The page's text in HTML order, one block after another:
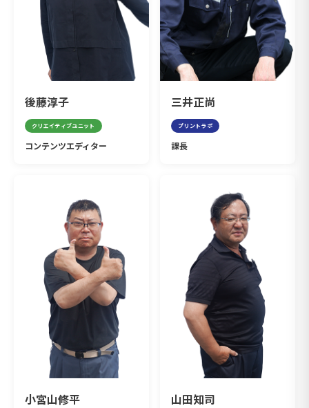
後藤淳子
クリエイティブユニット
コンテンツエディター
三井正尚
プリントラボ
課長
小宮山修平 山田知司